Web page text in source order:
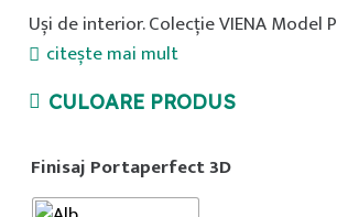
Uși de interior. Colecție VIENA Model P
citește mai mult
CULOARE PRODUS
Finisaj Portaperfect 3D